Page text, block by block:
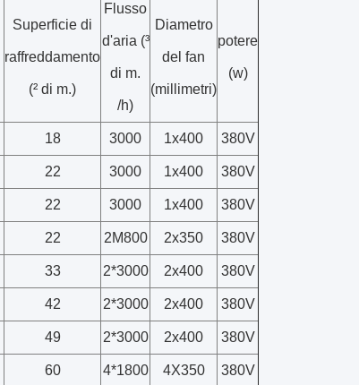
Superficie di
raffreddamento
(² di m.)
Flusso
d'aria (³
di m.
/h)
Diametro
del fan
(millimetri)
potere
(w)
18 3000 1x400 380V
22 3000 1x400 380V
22 3000 1x400 380V
22 2M800 2x350 380V
33 2*3000 2x400 380V
42 2*3000 2x400 380V
49 2*3000 2x400 380V
60 4*1800 4X350 380V